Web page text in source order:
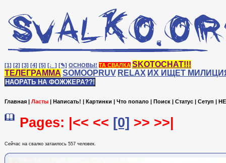
[1] [2] [3] [4] [5] [♩] [✎] ОСНОВЫ! ТА СВАЛКА SKOTOCHAT!!!
ТЕЛЕГРАММА SOMOOPRUV RELAX ИХ ИЩЕТ
НАОРАТЬ НА ФОЖЖЕРА??!
Главная | Ласты | Написать! | Картинки | Что попало | Поиск | Статус | Сетуп |
Pages: |<< << [0] >> >>|
Сейчас на cвалко затаилось 557 человек.